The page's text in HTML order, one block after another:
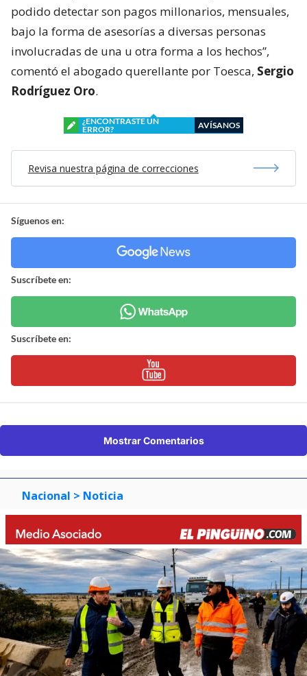
podido detectar son pagos millonarios, mensuales,
bajo la forma de asesorías a diversas personas
involucradas de una u otra forma a los hechos”,
comentó el abogado querellante por Toesca, Sergio
Rodríguez Oro.
¿ENCONTRASTE UN
ERROR?
AVÍSANOS
Revisa nuestra página de correcciones
Síguenos en:
Suscríbete en:
Suscríbete en:
Mostrar Comentarios
Nacional > Noticia